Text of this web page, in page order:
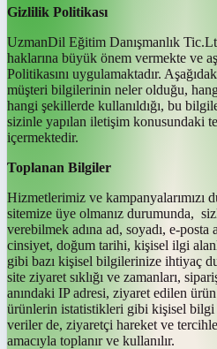
Gizlilik Politikası
UzmanDil Eğitim Danışmanlık
haklarına büyük önem vermekte ve
Politikasını uygulamaktadır.
müşteri bilgilerinin neler olduğu,
hangi şekillerde kullanıldığı, bu
sizinle yapılan iletişim konusundaki
içermektedir.
Toplanan Bilgiler
Hizmetlerimiz ve kampanyalarımızı
sitemize üye olmanız durumunda,
verebilmek adına ad, soyadı, e-posta
cinsiyet, doğum tarihi, kişisel ilgi
gibi bazı kişisel bilgilerinize ihtiyaç
site ziyaret sıklığı ve zamanları,
anındaki IP adresi, ziyaret edilen
ürünlerin istatistikleri gibi kişisel bilgi
veriler de, ziyaretçi hareket ve
amacıyla toplanır ve kullanılır.